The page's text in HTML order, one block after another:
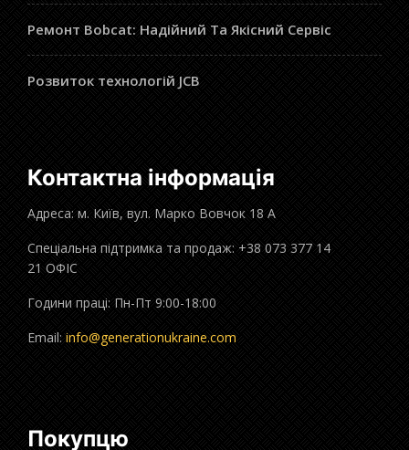
Ремонт Bobcat: Надійний Та Якісний Сервіс
Розвиток технологій JCB
Контактна інформація
Адреса: м. Київ, вул. Марко Вовчок 18 А
Спеціальна підтримка та продаж: +38 073 377 14
21 ОФІС
Години праці: Пн-Пт 9:00-18:00
Email: info@generationukraine.com
Покупцю